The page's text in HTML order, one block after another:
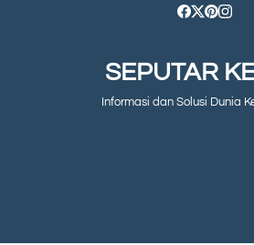
SEPUTAR
Informasi dan Solusi Dunia